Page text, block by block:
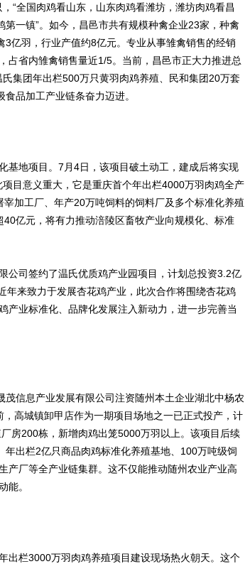
“全国肉鸡看山东，山东肉鸡看潍坊，潍坊肉鸡看昌
一镇”。如今，昌邑市共有规模种禽企业23家，种禽
亿羽，行业产值约8亿元。专业从事雏禽销售的经销
占省内雏禽销售量近1/5。当前，昌邑市正大力推进总
集团年出栏500万只黄羽肉鸡养殖、民和集团20万套
品加工产业链条奋力迈进。
地项目。7月4日，该项目破土动工，建成后将实现
目意义重大，它是重庆首个年出栏4000万羽肉鸡全产
加工厂、年产20万吨饲料的饲料厂及多个标准化养殖
亿元，将有力推动涪陵区畜牧产业向规模化、标准
司签约了温氏优质鸡产业园项目，计划总投资3.2亿
来致力于发展杏花鸡产业，此次合作将围绕杏花鸡
产业标准化、品牌化发展注入新动力，进一步完善当
信息产业发展有限公司注资随州本土企业湖北中杨农
高城镇卸甲店作为一期项目场地之一已正式投产，计
房200栋，新增肉鸡出笼5000万羽以上。该项目后续
出栏2亿只商品肉鸡标准化养殖基地、100万吨级饲
产厂等全产业链集群。这不仅能推动随州农业产业高
能。
栏3000万羽肉鸡养殖项目建设现场热火朝天。这个